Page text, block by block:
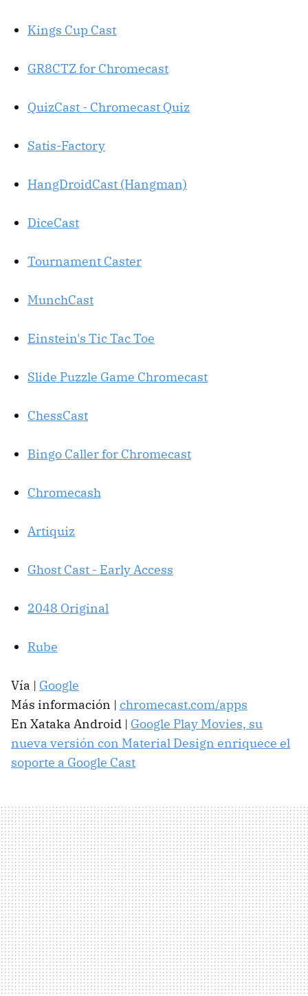
Kings Cup Cast
GR8CTZ for Chromecast
QuizCast - Chromecast Quiz
Satis-Factory
HangDroidCast (Hangman)
DiceCast
Tournament Caster
MunchCast
Einstein's Tic Tac Toe
Slide Puzzle Game Chromecast
ChessCast
Bingo Caller for Chromecast
Chromecash
Artiquiz
Ghost Cast - Early Access
2048 Original
Rube
Vía | Google
Más información | chromecast.com/apps
En Xataka Android | Google Play Movies, su
nueva versión con Material Design enriquece el
soporte a Google Cast